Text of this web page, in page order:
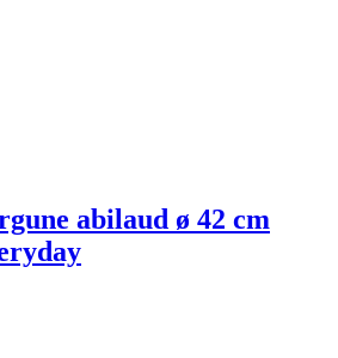
abilaud ø 42 cm